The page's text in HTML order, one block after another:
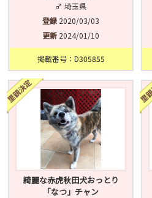
♂ 埼玉県
登録 2020/03/03
更新 2024/01/10
掲載番号：D305855
綺麗な赤虎秋田犬おっとり
「なつ」チャン